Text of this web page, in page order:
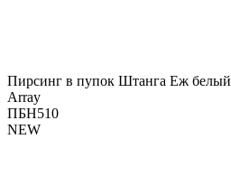
Пирсинг в пупок Штанга Еж белый
Array
ПБН510
NEW